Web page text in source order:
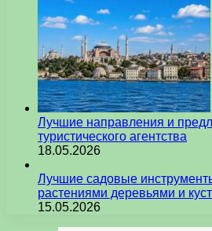
Лучшие направления и
туристического агентства
18.05.2026
Лучшие садовые
растениями деревьями и
15.05.2026